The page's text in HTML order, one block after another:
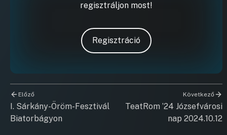
regisztráljon most!
Regisztráció
Előző
I. Sárkány-Öröm-Fesztivál
Biatorbágyon
Következő
TeatRom ’24 Józsefvárosi
nap 2024.10.12